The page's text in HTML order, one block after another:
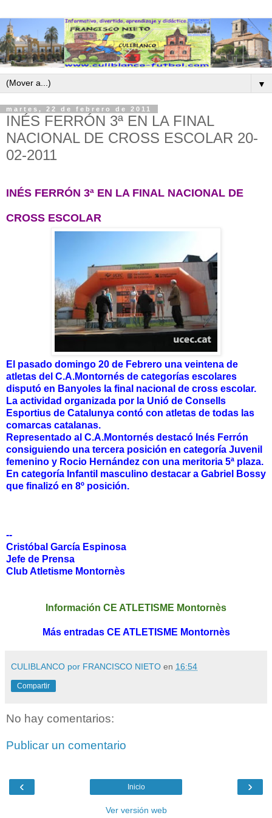
▼
martes, 22 de febrero de 2011
INÉS FERRÓN 3ª EN LA FINAL
NACIONAL DE CROSS ESCOLAR 20-
02-2011
INÉS FERRÓN 3ª EN LA FINAL NACIONAL DE
CROSS ESCOLAR
El pasado domingo 20 de Febrero una veintena de
atletas del C.A.Montornés de categorías escolares
disputó en Banyoles la final nacional de cross escolar.
La actividad organizada por la Unió de Consells
Esportius de Catalunya contó con atletas de todas las
comarcas catalanas.
Representado al C.A.Montornés destacó Inés Ferrón
consiguiendo una tercera posición en categoría Juvenil
femenino y Rocio Hernández con una meritoria 5ª plaza.
En categoría Infantil masculino destacar a Gabriel Bossy
que finalizó en 8º posición.
--
Cristóbal García Espinosa
Jefe de Prensa
Club Atletisme Montornès
Información CE ATLETISME Montornès
Más entradas CE ATLETISME Montornès
CULIBLANCO por FRANCISCO NIETO en 16:54
Compartir
No hay comentarios:
Publicar un comentario
‹ ›
Inicio
Ver versión web